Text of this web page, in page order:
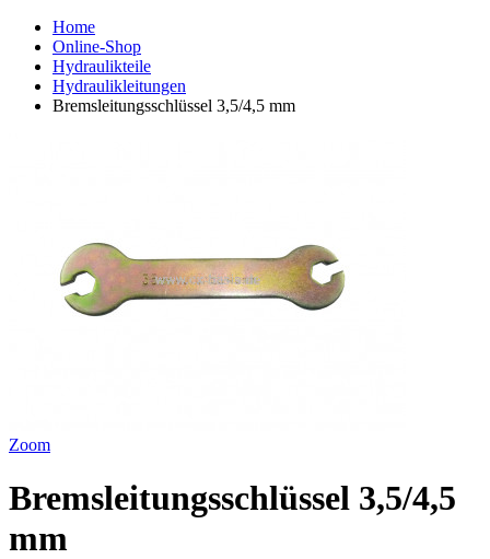
Home
Online-Shop
Hydraulikteile
Hydraulikleitungen
Bremsleitungsschlüssel 3,5/4,5 mm
Zoom
Bremsleitungsschlüssel 3,5/4,5
mm